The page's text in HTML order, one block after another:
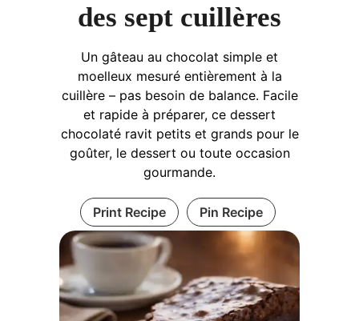
des sept cuillères
Un gâteau au chocolat simple et
moelleux mesuré entièrement à la
cuillère – pas besoin de balance. Facile
et rapide à préparer, ce dessert
chocolaté ravit petits et grands pour le
goûter, le dessert ou toute occasion
gourmande.
Print Recipe Pin Recipe